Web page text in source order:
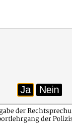
konfrontiert.
bis hin
nach einer
der
der
Ja Nein